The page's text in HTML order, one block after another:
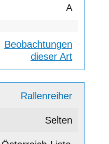
A
Beobachtungen
dieser Art
Rallenreiher
Selten